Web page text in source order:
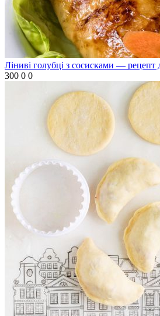
Ліниві голубці з сосисками — рецепт
300 0 0